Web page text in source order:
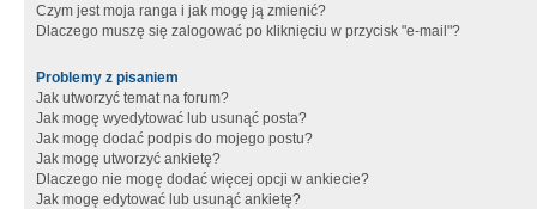
Czym jest moja ranga i jak mogę ją zmienić?
Dlaczego muszę się zalogować po kliknięciu w przycisk "e-mail"?
Problemy z pisaniem
Jak utworzyć temat na forum?
Jak mogę wyedytować lub usunąć posta?
Jak mogę dodać podpis do mojego postu?
Jak mogę utworzyć ankietę?
Dlaczego nie mogę dodać więcej opcji w ankiecie?
Jak mogę edytować lub usunąć ankietę?